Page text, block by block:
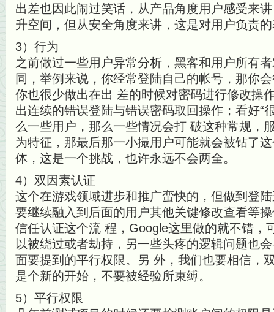
出差也因此闹过笑话，从产品角度用户感受来
升空间，但从安全角度来讲，这是对用户负责
3）行为
之前做过一些用户异常分析，黑客和用户所有
同，举例来说，你经常登陆自己的帐号，那你
你也很少做出在出 差的时候对密码进行修改操
出连续的错误登陆与错误密码取回操作；看好“
么一些用户，那么一些情况会打 破这种常规，
为特征，那最后那一小撮用户可能就会被钻了
体，这是一个挑战，也许永远不会两全。
4）双因素认证
这个在游戏领域进步和推广蛮快的，但做到登
要继续融入到后面的用户其他关键修改查看等
信任认证这个流 程，Google这里做的就不错，
以被绕过或者劫持，另一些头疼的逻辑问题也
面要提到的平行权限。另 外，我们也要相信，
是个新的开始，不要被经验所束缚。
5）平行权限